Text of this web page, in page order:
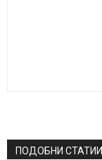
ПОДОБНИ СТАТИИ